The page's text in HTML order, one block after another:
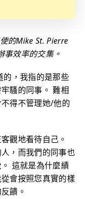
的Mike St. Pierre
事效率的交集。
的，我指的是那些
騷的同事。 難相
得不管理她/他的
觀地看待自己。
，而我們的同事也
這就是為什麼績
會按照您真實的樣
饋。